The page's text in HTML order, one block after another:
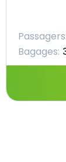
Passagers:
Bagages: